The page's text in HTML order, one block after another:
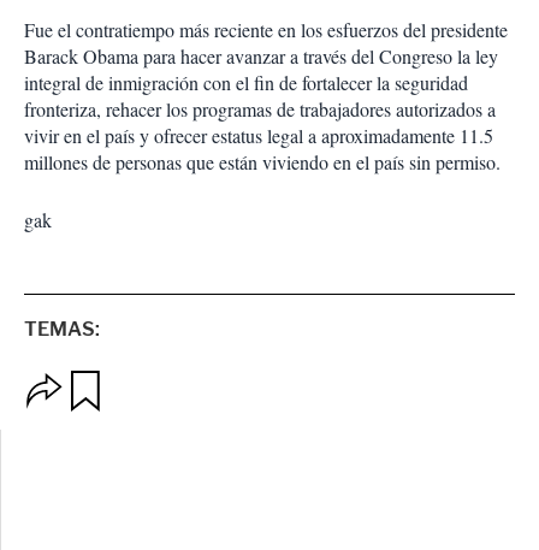
Fue el contratiempo más reciente en los esfuerzos del presidente
Barack Obama para hacer avanzar a través del Congreso la ley
integral de inmigración con el fin de fortalecer la seguridad
fronteriza, rehacer los programas de trabajadores autorizados a
vivir en el país y ofrecer estatus legal a aproximadamente 11.5
millones de personas que están viviendo en el país sin permiso.
gak
TEMAS: